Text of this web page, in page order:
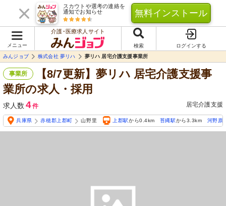
スカウトや選考の連絡を
通知でお知らせ
無料インストール
メニュー
介護･医療求人サイト
検索
ログインする
みんジョブ
株式会社 夢リハ 夢リハ 居宅介護支援事業所
事業所
【8/7更新】夢リハ 居宅介護支援事
業所の求人・採用
求人数 4件 居宅介護支援
兵庫県 赤穂郡上郡町 山野里 上郡駅から0.4km 苔縄駅から3.3km 河野原